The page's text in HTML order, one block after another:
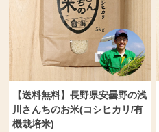
【送料無料】長野県安曇野の浅
川さんちのお米(コシヒカリ/有
機栽培米)